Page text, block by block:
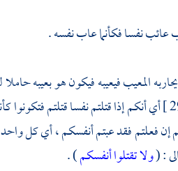
عائب نفسا فكأنما عاب نفسه .
المعيب فيعيبه فيكون هو بعيبه
) [ النساء : 29 ] أي أنكم إذا قتلتم نفسا قتلتم
إن فعلتم فقد عبتم أنفسكم ، أي كل
: (ولا تقتلوا أنفسكم) .